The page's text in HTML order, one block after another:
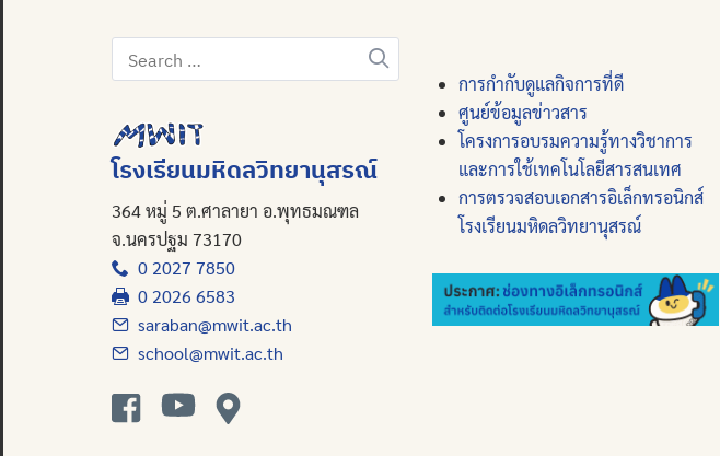
Search
for:
โรงเรียนมหิดลวิทยานุสรณ์
364 หมู่ 5 ต.ศาลายา อ.พุทธมณฑล
จ.นครปฐม 73170
0 2027 7850
0 2026 6583
saraban@mwit.ac.th
school@mwit.ac.th
การกำกับดูแลกิจการที่ดี
ศูนย์ข้อมูลข่าวสาร
โครงการอบรมความรู้ทางวิชาการ
และการใช้เทคโนโลยีสารสนเทศ
การตรวจสอบเอกสารอิเล็กทรอนิกส์
โรงเรียนมหิดลวิทยานุสรณ์